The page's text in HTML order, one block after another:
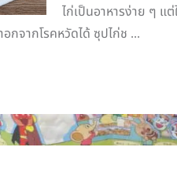
ไก่เป็นอาหารง่าย ๆ แ
กจากโรคหวัดได้ ซุปไก่ช ...